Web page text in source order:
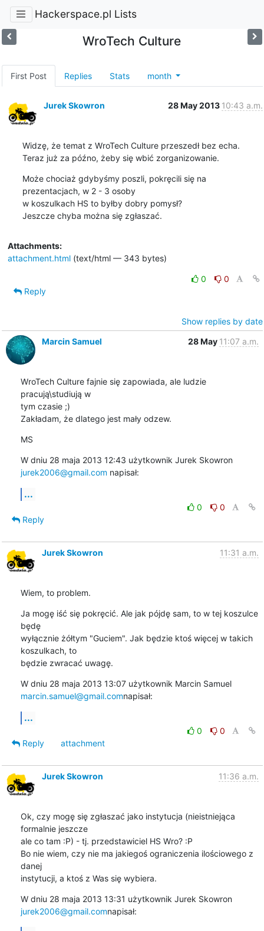
Hackerspace.pl Lists
WroTech Culture
First Post Replies Stats month
Jurek Skowron 28 May 2013 10:43 a.m.
Widzę, że temat z WroTech Culture przeszedł bez echa.
Teraz już za późno, żeby się wbić zorganizowanie.
Może chociaż gdybyśmy poszli, pokręcili się na
prezentacjach, w 2 - 3 osoby
w koszulkach HS to byłby dobry pomysł?
Jeszcze chyba można się zgłaszać.
Attachments:
attachment.html(text/html — 343 bytes)
0
0
Reply
Show replies by date
Marcin Samuel
28 May 11:07 a.m.
WroTech Culture fajnie się zapowiada, ale ludzie
pracują\studiują w
tym czasie ;)
Zakładam, że dlatego jest mały odzew.
MS
W dniu 28 maja 2013 12:43 użytkownik Jurek Skowron
jurek2006@gmail.com napisał:
...
0
0
Reply
Jurek Skowron 11:31 a.m.
Wiem, to problem.
Ja mogę iść się pokręcić. Ale jak pójdę sam, to w tej koszulce
będę
wyłącznie żółtym "Guciem". Jak będzie ktoś więcej w takich
koszulkach, to
będzie zwracać uwagę.
W dniu 28 maja 2013 13:07 użytkownik Marcin Samuel
marcin.samuel@gmail.comnapisał:
...
0
0
Reply
attachment
Jurek Skowron 11:36 a.m.
Ok, czy mogę się zgłaszać jako instytucja (nieistniejąca
formalnie jeszcze
ale co tam :P) - tj. przedstawiciel HS Wro? :P
Bo nie wiem, czy nie ma jakiegoś ograniczenia ilościowego z
danej
instytucji, a ktoś z Was się wybiera.
W dniu 28 maja 2013 13:31 użytkownik Jurek Skowron
jurek2006@gmail.comnapisał: